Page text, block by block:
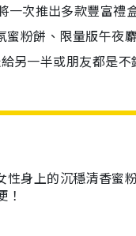
一次推出多款豐富禮
蜜粉餅、限量版午夜
另一半或朋友都是不
性身上的沉穩清香蜜